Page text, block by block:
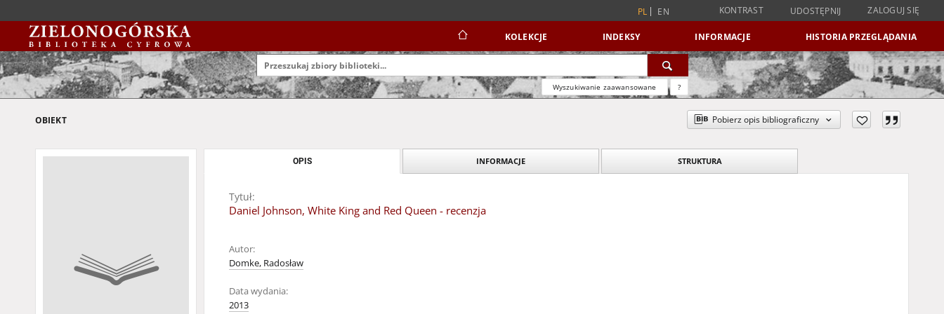
PL EN KONTRAST UDOSTĘPNIJ ZALOGUJ SIĘ
KOLEKCJE INDEKSY INFORMACJE HISTORIA PRZEGLĄDANIA
Wyszukiwanie zaawansowane ?
OBIEKT Pobierz opis bibliograficzny
OPIS INFORMACJE STRUKTURA
Tytuł:
Daniel Johnson, White King and Red Queen - recenzja
Autor:
Domke, Radosław
Data wydania:
2013